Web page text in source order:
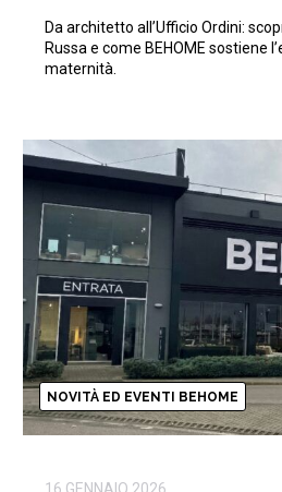
Da architetto all’Ufficio Ordini:
Russa e come BEHOME sostiene
maternità.
NOVITÀ ED EVENTI BEHOME